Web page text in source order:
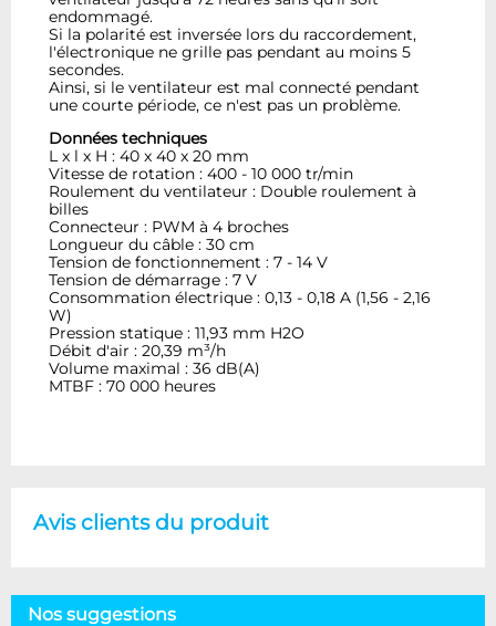
endommagé.
Si la polarité est inversée lors du raccordement,
l'électronique ne grille pas pendant au moins 5
secondes.
Ainsi, si le ventilateur est mal connecté pendant
une courte période, ce n'est pas un problème.
Données techniques
L x l x H : 40 x 40 x 20 mm
Vitesse de rotation : 400 - 10 000 tr/min
Roulement du ventilateur : Double roulement à
billes
Connecteur : PWM à 4 broches
Longueur du câble : 30 cm
Tension de fonctionnement : 7 - 14 V
Tension de démarrage : 7 V
Consommation électrique : 0,13 - 0,18 A (1,56 - 2,16
W)
Pression statique : 11,93 mm H2O
Débit d'air : 20,39 m³/h
Volume maximal : 36 dB(A)
MTBF : 70 000 heures
Avis clients du produit
Nos suggestions